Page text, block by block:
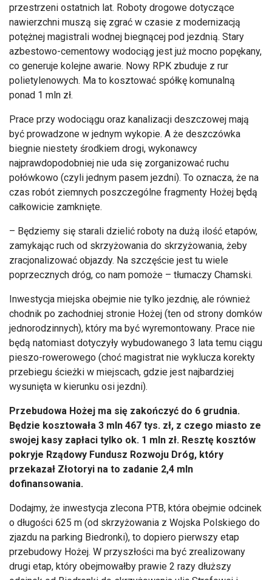
przestrzeni ostatnich lat. Roboty drogowe dotyczące
nawierzchni muszą się zgrać w czasie z modernizacją
potężnej magistrali wodnej biegnącej pod jezdnią. Stary
azbestowo-cementowy wodociąg jest już mocno popękany,
co generuje kolejne awarie. Nowy RPK zbuduje z rur
polietylenowych. Ma to kosztować spółkę komunalną
ponad 1 mln zł.
Prace przy wodociągu oraz kanalizacji deszczowej mają
być prowadzone w jednym wykopie. A że deszczówka
biegnie niestety środkiem drogi, wykonawcy
najprawdopodobniej nie uda się zorganizować ruchu
połówkowo (czyli jednym pasem jezdni). To oznacza, że na
czas robót ziemnych poszczególne fragmenty Hożej będą
całkowicie zamknięte.
– Będziemy się starali dzielić roboty na dużą ilość etapów,
zamykając ruch od skrzyżowania do skrzyżowania, żeby
zracjonalizować objazdy. Na szczęście jest tu wiele
poprzecznych dróg, co nam pomoże – tłumaczy Chamski.
Inwestycja miejska obejmie nie tylko jezdnię, ale również
chodnik po zachodniej stronie Hożej (ten od strony domków
jednorodzinnych), który ma być wyremontowany. Prace nie
będą natomiast dotyczyły wybudowanego 3 lata temu ciągu
pieszo-rowerowego (choć magistrat nie wyklucza korekty
przebiegu ścieżki w miejscach, gdzie jest najbardziej
wysunięta w kierunku osi jezdni).
Przebudowa Hożej ma się zakończyć do 6 grudnia.
Będzie kosztowała 3 mln 467 tys. zł, z czego miasto ze
swojej kasy zapłaci tylko ok. 1 mln zł. Resztę kosztów
pokryje Rządowy Fundusz Rozwoju Dróg, który
przekazał Złotoryi na to zadanie 2,4 mln
dofinansowania.
Dodajmy, że inwestycja zlecona PTB, która obejmie odcinek
o długości 625 m (od skrzyżowania z Wojska Polskiego do
zjazdu na parking Biedronki), to dopiero pierwszy etap
przebudowy Hożej. W przyszłości ma być zrealizowany
drugi etap, który obejmowałby prawie 2 razy dłuższy